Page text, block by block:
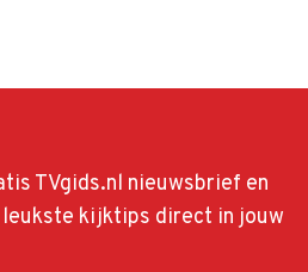
TVgids.nl nieuwsbrief en
kijktips direct in jouw